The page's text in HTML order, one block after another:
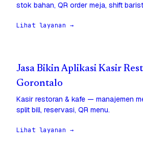
stok bahan, QR order meja, shift
Lihat layanan →
Jasa Bikin Aplikasi Kasir
Gorontalo
Kasir restoran & kafe — manajemen
split bill, reservasi, QR menu.
Lihat layanan →